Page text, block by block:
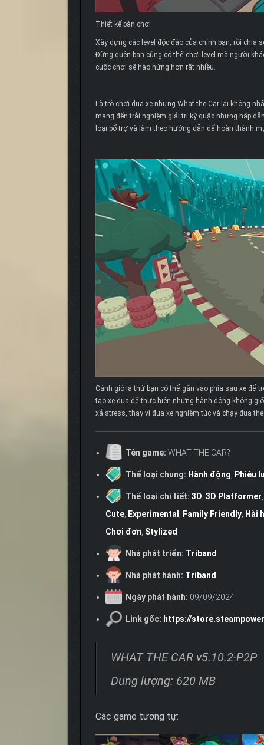
Thiết kế bàn chơi
Xây dựng các level độc đáo của chính bạn, rồi chia
Đừng quên bạn cũng có thể chơi level mà người
cuộc chơi sẽ hào hứng hơn rất nhiều.
Là trò chơi đua xe nhưng What the Car lại không
mang đến trải nghiệm giải trí kỳ quặc nhưng hấp
loại bổ trợ và làm theo hướng dẫn để hoàn thành
Cánh gió là thứ bạn có thể gắn vào phía sau xe để
tạo xe đua để thực hiện những hành động không
xả stress, thay vì đua xe nghiêm túc và chạy đua
Tên game: WHAT THE CAR?
Thể loại chung: Hành động, Phiêu
Thể loại chi tiết: 3D, 3D Platformer
Cute, Experimental , Family Friendly, Hài
Chơi đơn, Stylized
Nhà phát triển: Triband
Nhà phát hành: Triband
Ngày phát hành: 09/09/2024
Link gốc: https://
WHAT THE CAR v5.10.2-P2P
Dung lượng: 620 MB
Các game tương tự: